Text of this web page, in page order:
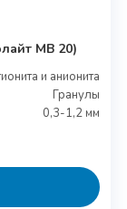
MB 20)
и анионита
Гранулы
0,3-1,2 мм